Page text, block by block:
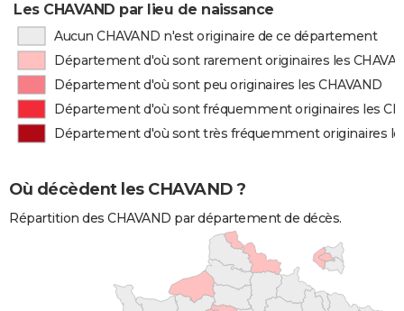
Les CHAVAND par lieu de naissance
Aucun CHAVAND n'est originaire de ce département
Département d'où sont rarement originaires les
Département d'où sont peu originaires les CHAVAND
Département d'où sont fréquemment originaires les
Département d'où sont très fréquemment originaires
Où décèdent les CHAVAND ?
Répartition des CHAVAND par département de décès.